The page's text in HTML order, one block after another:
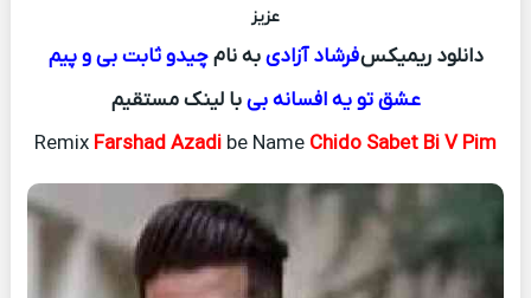
عزیز
دانلود ریمیکسفرشاد آزادیبه نامچیدو ثابت بی و پیم
عشق تو یه افسانه بیبا لینک مستقیم
Remix Farshad Azadi be Name Chido Sabet Bi V Pim